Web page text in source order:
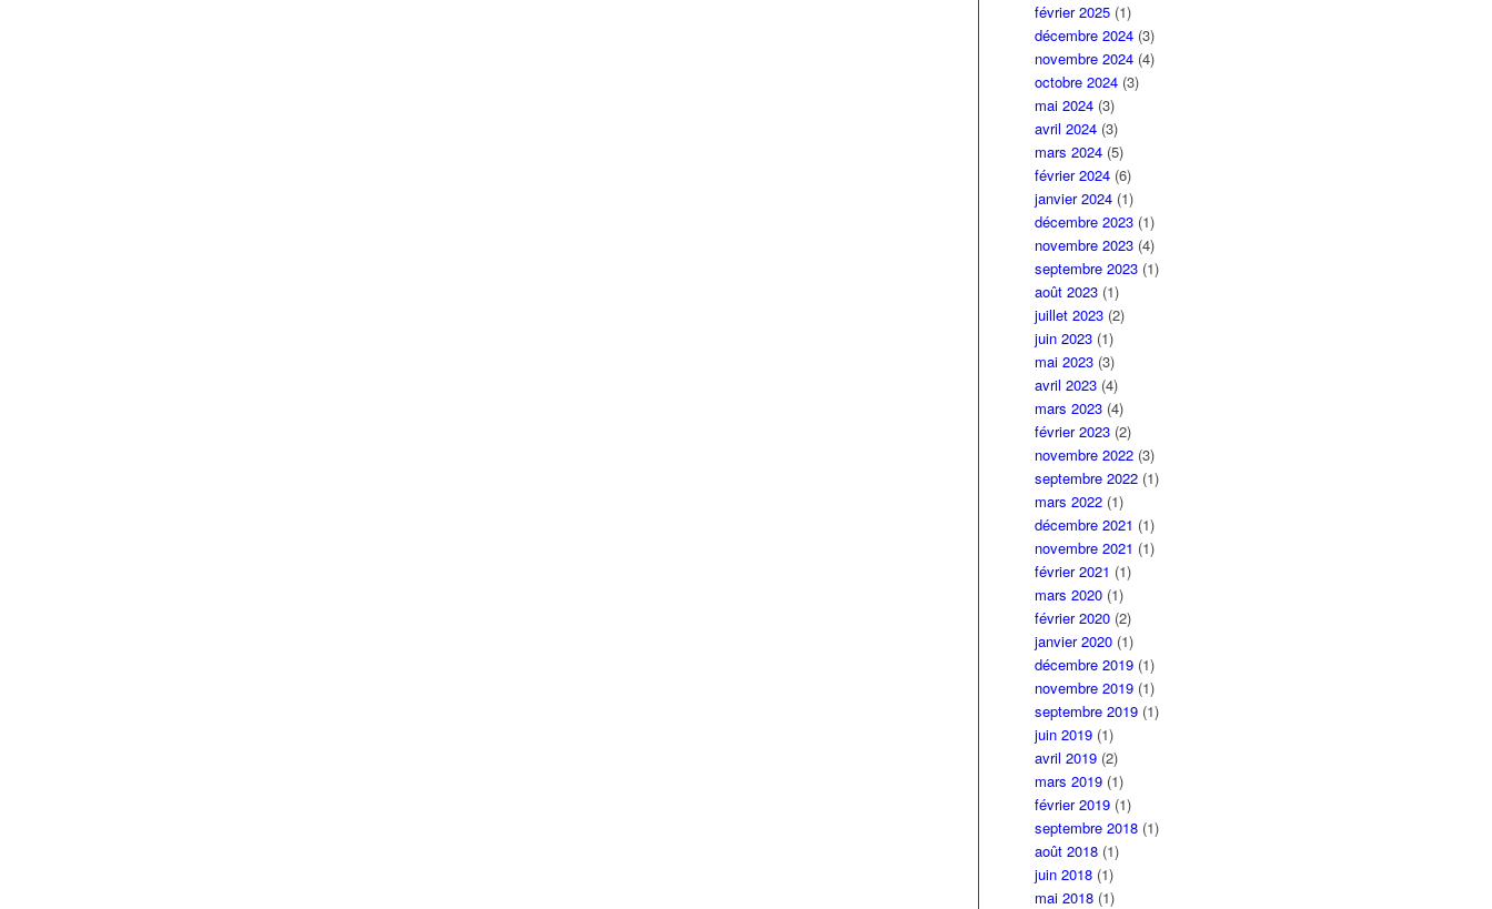
février 2025 (1)
décembre 2024 (3)
novembre 2024 (4)
octobre 2024 (3)
mai 2024 (3)
avril 2024 (3)
mars 2024 (5)
février 2024 (6)
janvier 2024 (1)
décembre 2023 (1)
novembre 2023 (4)
septembre 2023 (1)
août 2023 (1)
juillet 2023 (2)
juin 2023 (1)
mai 2023 (3)
avril 2023 (4)
mars 2023 (4)
février 2023 (2)
novembre 2022 (3)
septembre 2022 (1)
mars 2022 (1)
décembre 2021 (1)
novembre 2021 (1)
février 2021 (1)
mars 2020 (1)
février 2020 (2)
janvier 2020 (1)
décembre 2019 (1)
novembre 2019 (1)
septembre 2019 (1)
juin 2019 (1)
avril 2019 (2)
mars 2019 (1)
février 2019 (1)
septembre 2018 (1)
août 2018 (1)
juin 2018 (1)
mai 2018 (1)